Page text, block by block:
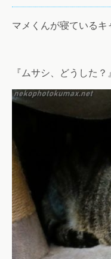
マメくんが寝ているキ
『ムサシ、どうした？』